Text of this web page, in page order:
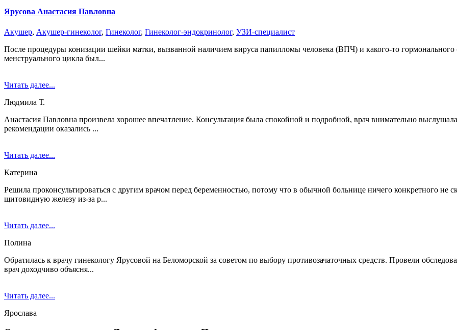
Ярусова Анастасия Павловна
Акушер, Акушер-гинеколог, Гинеколог, Гинеколог-эндокринолог, УЗИ-специалист
После процедуры конизации шейки матки, вызванной наличием вируса папилломы человека (ВПЧ) и какого-то гормонального
менструального цикла был...
Читать далее...
Людмила Т.
Анастасия Павловна произвела хорошее впечатление. Консультация была спокойной и подробной, врач внимательно
рекомендации оказались ...
Читать далее...
Катерина
Решила проконсультироваться с другим врачом перед беременностью, потому что в обычной больнице ничего конкретного не
щитовидную железу из-за р...
Читать далее...
Полина
Обратилась к врачу гинекологу Ярусовой на Беломорской за советом по выбору противозачаточных средств. Провели
врач доходчиво объясня...
Читать далее...
Ярослава